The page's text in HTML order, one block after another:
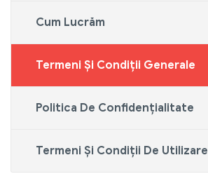
Cum Lucrăm
Termeni Și Condiții Generale
Politica De Confidențialitate
Termeni Și Condiții De Utilizare